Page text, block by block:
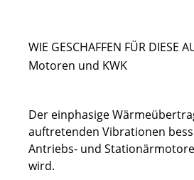
WIE GESCHAFFEN FÜR DIESE
Motoren und KWK
Der einphasige
auftretenden Vibrationen
Antriebs- und
wird.